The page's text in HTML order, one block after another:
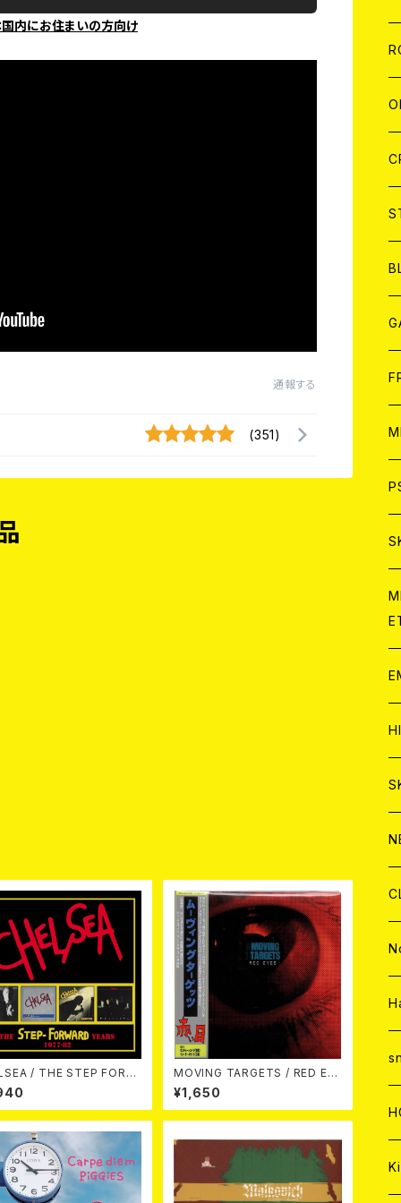
内にお住まいの方向け
通報する
(351)
STEP FORW
1977-82 4CD CL
MOVING TARGETS / RED EY
ES CD
¥1,650
CD
CD
CD